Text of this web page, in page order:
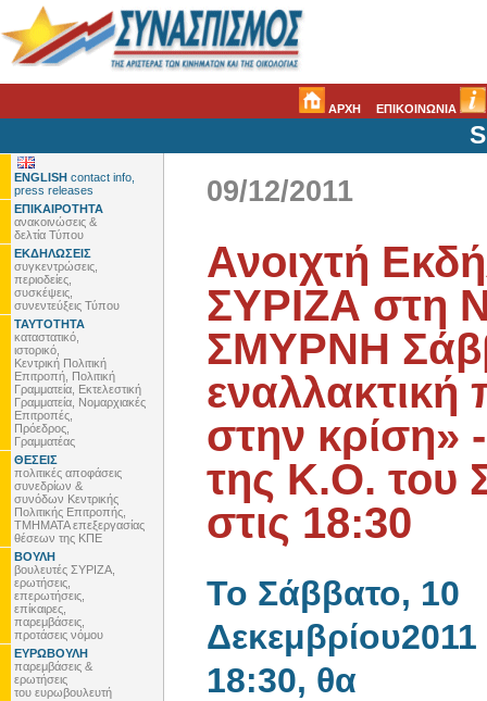
ΑΡΧΗ ΕΠΙΚΟΙΝΩΝΙΑ
ENGLISH contact info,
press releases
ΕΠΙΚΑΙΡΟΤΗΤΑ
ανακοινώσεις &
δελτία Τύπου
ΕΚΔΗΛΩΣΕΙΣ
συγκεντρώσεις,
περιοδείες,
συσκέψεις,
συνεντεύξεις Τύπου
ΤΑΥΤΟΤΗΤΑ
καταστατικό,
ιστορικό,
Κεντρική Πολιτική
Επιτροπή, Πολιτική
Γραμματεία, Εκτελεστική
Γραμματεία, Νομαρχιακές
Επιτροπές,
Πρόεδρος,
Γραμματέας
ΘΕΣΕΙΣ
πολιτικές αποφάσεις
συνεδρίων &
συνόδων Κεντρικής
Πολιτικής Επιτροπής,
ΤΜΗΜΑΤΑ επεξεργασίας
θέσεων της ΚΠΕ
ΒΟΥΛΗ
βουλευτές ΣΥΡΙΖΑ,
ερωτήσεις,
επερωτήσεις,
επίκαιρες,
παρεμβάσεις,
προτάσεις νόμου
ΕΥΡΩΒΟΥΛΗ
παρεμβάσεις &
ερωτήσεις
του ευρωβουλευτή
09/12/2011
Ανοιχτή
ΣΥΡΙΖΑ στη
ΣΜΥΡΝΗ
στην κρίση»
της Κ.Ο. του
στις 18:30
Το Σάββατο, 10
18:30, θα